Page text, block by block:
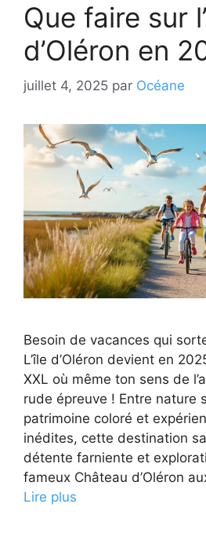
Que faire sur
d’Oléron en
juillet 4, 2025 par Océane
Besoin de vacances qui
L’île d’Oléron devient en
XXL où même ton sens de
rude épreuve ! Entre nature
patrimoine coloré et
inédites, cette destination
détente farniente et
fameux Château d’Oléron
Lire plus